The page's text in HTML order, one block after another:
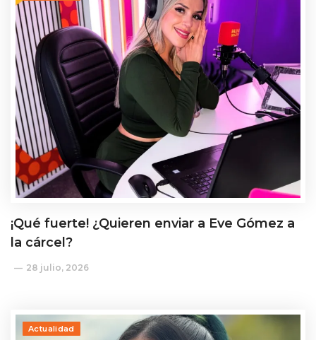
¡Qué fuerte! ¿Quieren enviar a Eve Gómez a
la cárcel?
28 julio, 2026
Actualidad